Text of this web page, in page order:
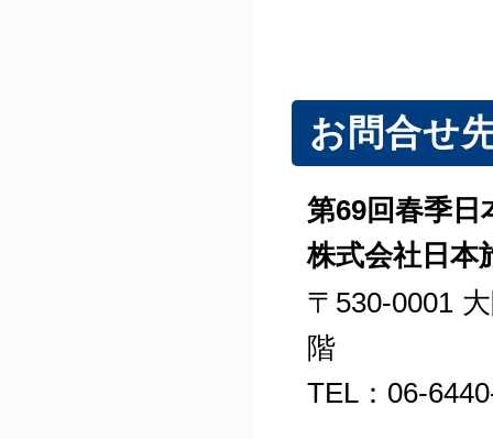
お問合せ
第69回春季日
株式会社日
〒530-0001
階
TEL：06-